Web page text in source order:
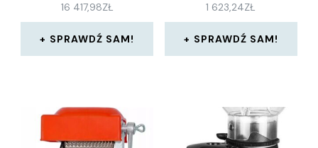
16 417,98ZŁ
SPRAWDŹ SAM!
1 623,24ZŁ
SPRAWDŹ SAM!